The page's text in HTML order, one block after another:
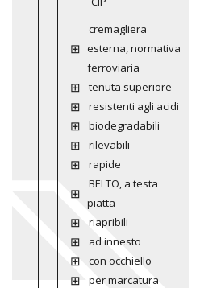
cremagliera
esterna, normativa
ferroviaria
tenuta superiore
resistenti agli acidi
biodegradabili
rilevabili
rapide
BELTO, a testa
piatta
riapribili
ad innesto
con occhiello
per marcatura